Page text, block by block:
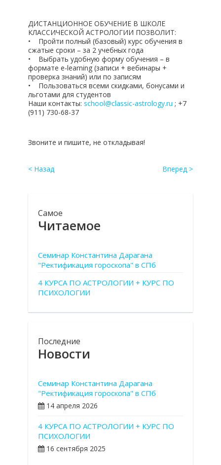
ДИСТАНЦИОННОЕ ОБУЧЕНИЕ В ШКОЛЕ
КЛАССИЧЕСКОЙ АСТРОЛОГИИ ПОЗВОЛИТ:
• Пройти полный (базовый) курс обучения в
сжатые сроки – за 2 учебных года
• Выбрать удобную форму обучения – в
формате e-learning (записи + вебинары +
проверка знаний) или по записям
• Пользоваться всеми скидками, бонусами и
льготами для студентов
Наши контакты: school@classic-astrology.ru ; +7
(911) 730-68-37
Звоните и пишите, не откладывая!
< Назад Вперед >
Самое
Читаемое
Семинар Константина Дарагана
"Ректификация гороскопа" в СПб
4 КУРСА ПО АСТРОЛОГИИ + КУРС ПО
ПСИХОЛОГИИ
Последние
Новости
Семинар Константина Дарагана
"Ректификация гороскопа" в СПб
14 апреля 2026
4 КУРСА ПО АСТРОЛОГИИ + КУРС ПО
ПСИХОЛОГИИ
16 сентября 2025